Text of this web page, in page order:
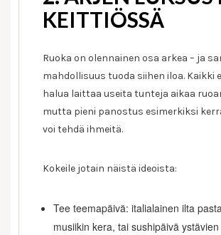
KEITTIÖSSÄ
Ruoka on olennainen osa arkea – ja
mahdollisuus tuoda siihen iloa. Kaikki
halua laittaa useita tunteja aikaa
mutta pieni panostus esimerkiksi
voi tehdä ihmeitä.
Kokeile jotain näistä ideoista:
Tee teemapäivä: italialainen ilta
musiikin kera, tai sushipäivä